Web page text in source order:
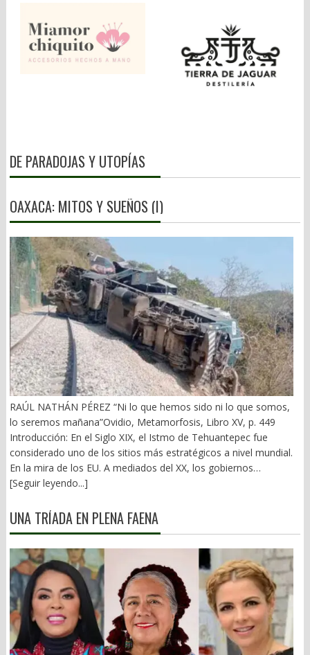
DE PARADOJAS Y UTOPÍAS
OAXACA: MITOS Y SUEÑOS (I)
RAÚL NATHÁN PÉREZ “Ni lo que hemos sido ni lo que somos,
lo seremos mañana”Ovidio, Metamorfosis, Libro XV, p. 449
Introducción: En el Siglo XIX, el Istmo de Tehuantepec fue
considerado uno de los sitios más estratégicos a nivel mundial.
En la mira de los EU. A mediados del XX, los gobiernos
emanados del PRI iniciaron una serie de proyectos, todos
Transístmico, Proyecto Alfa-Omega, Plan Puebla-Panamá y
otros. En 2018, la 4T volvió a la carga, considerándolo uno de
por la corrupción y la complicidad. Sobre la vieja vía inaugurada
por el general Porfirio Díaz (1907), se montaron nuevas vías. En
2026 sigue siendo un fiasco. 1).- La primera falacia Se ha dicho
que el Corredor Interoceánico del Istmo de Tehuantepec (CIIT),
competiría con el Canal de Panamá. Falso. Un ejemplo: Éste
movilizó en sus esclusas originales y ampliadas en 2025, 489.1
millones de toneladas de carga. En 2 años, el CIIT sólo movió
[Seguir leyendo...]
UNA TRÍADA EN PLENA FAENA